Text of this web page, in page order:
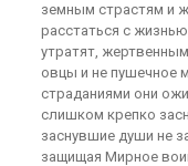
земным страстям и
расстаться с
утратят,
овцы и не пушечное
страданиями они
слишком крепко
заснувшие души не
защищая Мирное